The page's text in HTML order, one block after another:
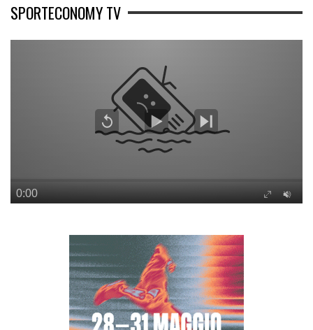
SPORTECONOMY TV